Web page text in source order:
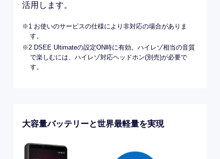
活用します。
※1 お使いのサービスの仕様により非対応の場合がありま
す。
※2 DSEE Ultimateの設定ON時に有効。ハイレゾ相当の音質
で楽しむには、ハイレゾ対応ヘッドホン(別売)が必要で
す。
大容量バッテリーと世界最軽量を実現